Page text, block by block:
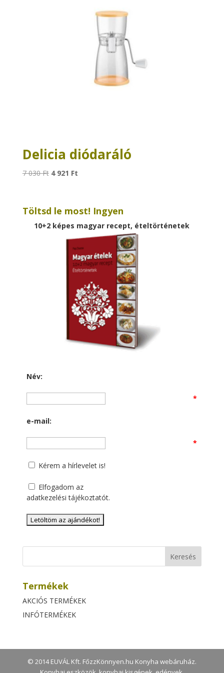
Delicia diódaráló
7 030Ft Original
7
4 921 FtCurrent
4
Töltsd le most! Ingyen
10+2 képes magyar recept, ételtörténetek
Név:
*
e-mail:
*
Kérem a hírlevelet is!
Elfogadom az
adatkezelési tájékoztatót.
Termékek
AKCIÓS TERMÉKEK
INFÓTERMÉKEK
© 2014 EUVÁL Kft. FőzzKönnyen.hu Konyha webáruház.